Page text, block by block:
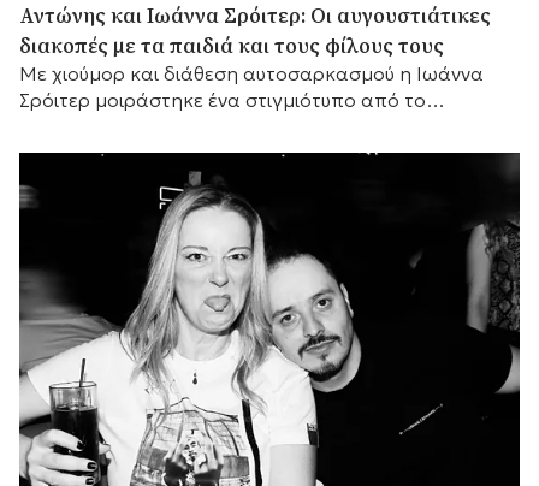
Αντώνης και Ιωάννα Σρόιτερ: Οι αυγουστιάτικες
διακοπές με τα παιδιά και τους φίλους τους
Με χιούμορ και διάθεση αυτοσαρκασμού η Ιωάννα
Σρόιτερ μοιράστηκε ένα στιγμιότυπο από το
τρόπο τη σχέση του ζευγαριού